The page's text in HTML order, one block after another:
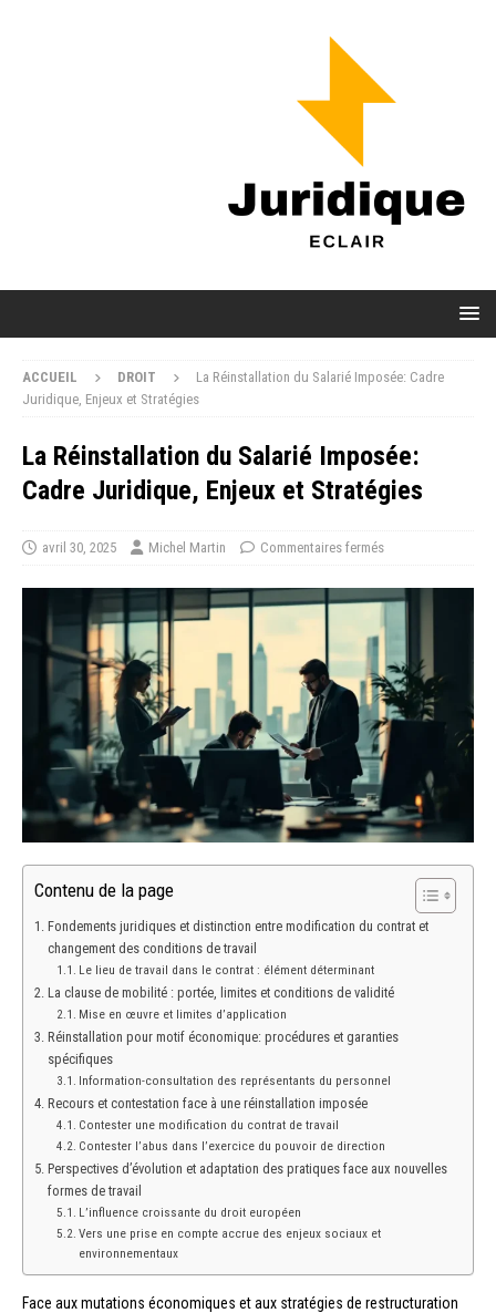
ACCUEIL DROIT
La Réinstallation du Salarié Imposée: Cadre
Juridique, Enjeux et Stratégies
La Réinstallation du Salarié Imposée:
Cadre Juridique, Enjeux et Stratégies
avril 30, 2025 Michel Martin Commentaires fermés
Contenu de la page
Fondements juridiques et distinction entre modification du contrat et
changement des conditions de travail
Le lieu de travail dans le contrat : élément déterminant
La clause de mobilité : portée, limites et conditions de validité
Mise en œuvre et limites d’application
Réinstallation pour motif économique: procédures et garanties
spécifiques
Information-consultation des représentants du personnel
Recours et contestation face à une réinstallation imposée
Contester une modification du contrat de travail
Contester l’abus dans l’exercice du pouvoir de direction
Perspectives d’évolution et adaptation des pratiques face aux nouvelles
formes de travail
L’influence croissante du droit européen
Vers une prise en compte accrue des enjeux sociaux et
environnementaux
Face aux mutations économiques et aux stratégies de restructuration